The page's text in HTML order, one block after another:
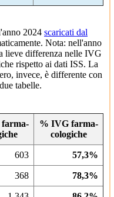
2024 scaricati dal
Nota: nell'anno
lieve differenza nelle IVG
rispetto ai dati ISS. La
invece, è differente con
tabelle.
farma­
% IVG farma­
colo­giche
603 57,3%
368 78,3%